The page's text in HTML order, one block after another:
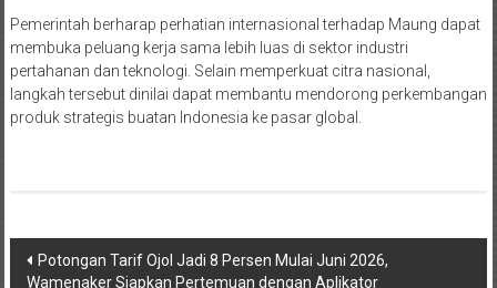
Pemerintah berharap perhatian internasional terhadap Maung dapat
membuka peluang kerja sama lebih luas di sektor industri
pertahanan dan teknologi. Selain memperkuat citra nasional,
langkah tersebut dinilai dapat membantu mendorong perkembangan
produk strategis buatan Indonesia ke pasar global.
Navigasi
Potongan Tarif Ojol Jadi 8 Persen Mulai Juni 2026,
Wamenaker Siapkan Pertemuan dengan Aplikator